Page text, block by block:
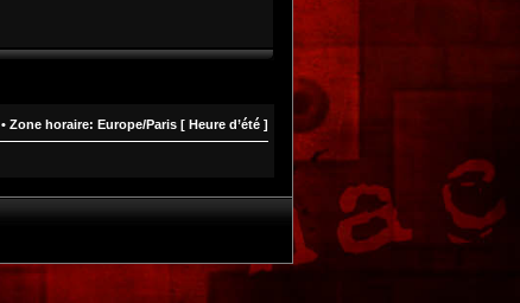
• Zone horaire: Europe/Paris [ Heure d’été ]